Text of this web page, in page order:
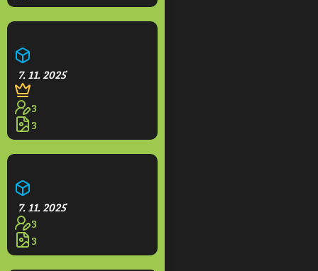
7. 11. 2025
3
3
7. 11. 2025
3
3